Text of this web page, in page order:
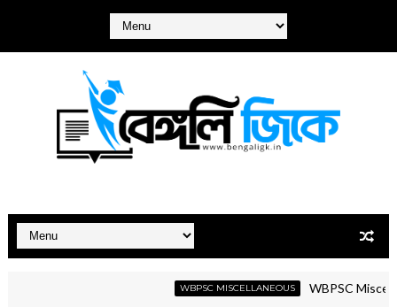
WBPSC MISCELLANEOUS WBPSC